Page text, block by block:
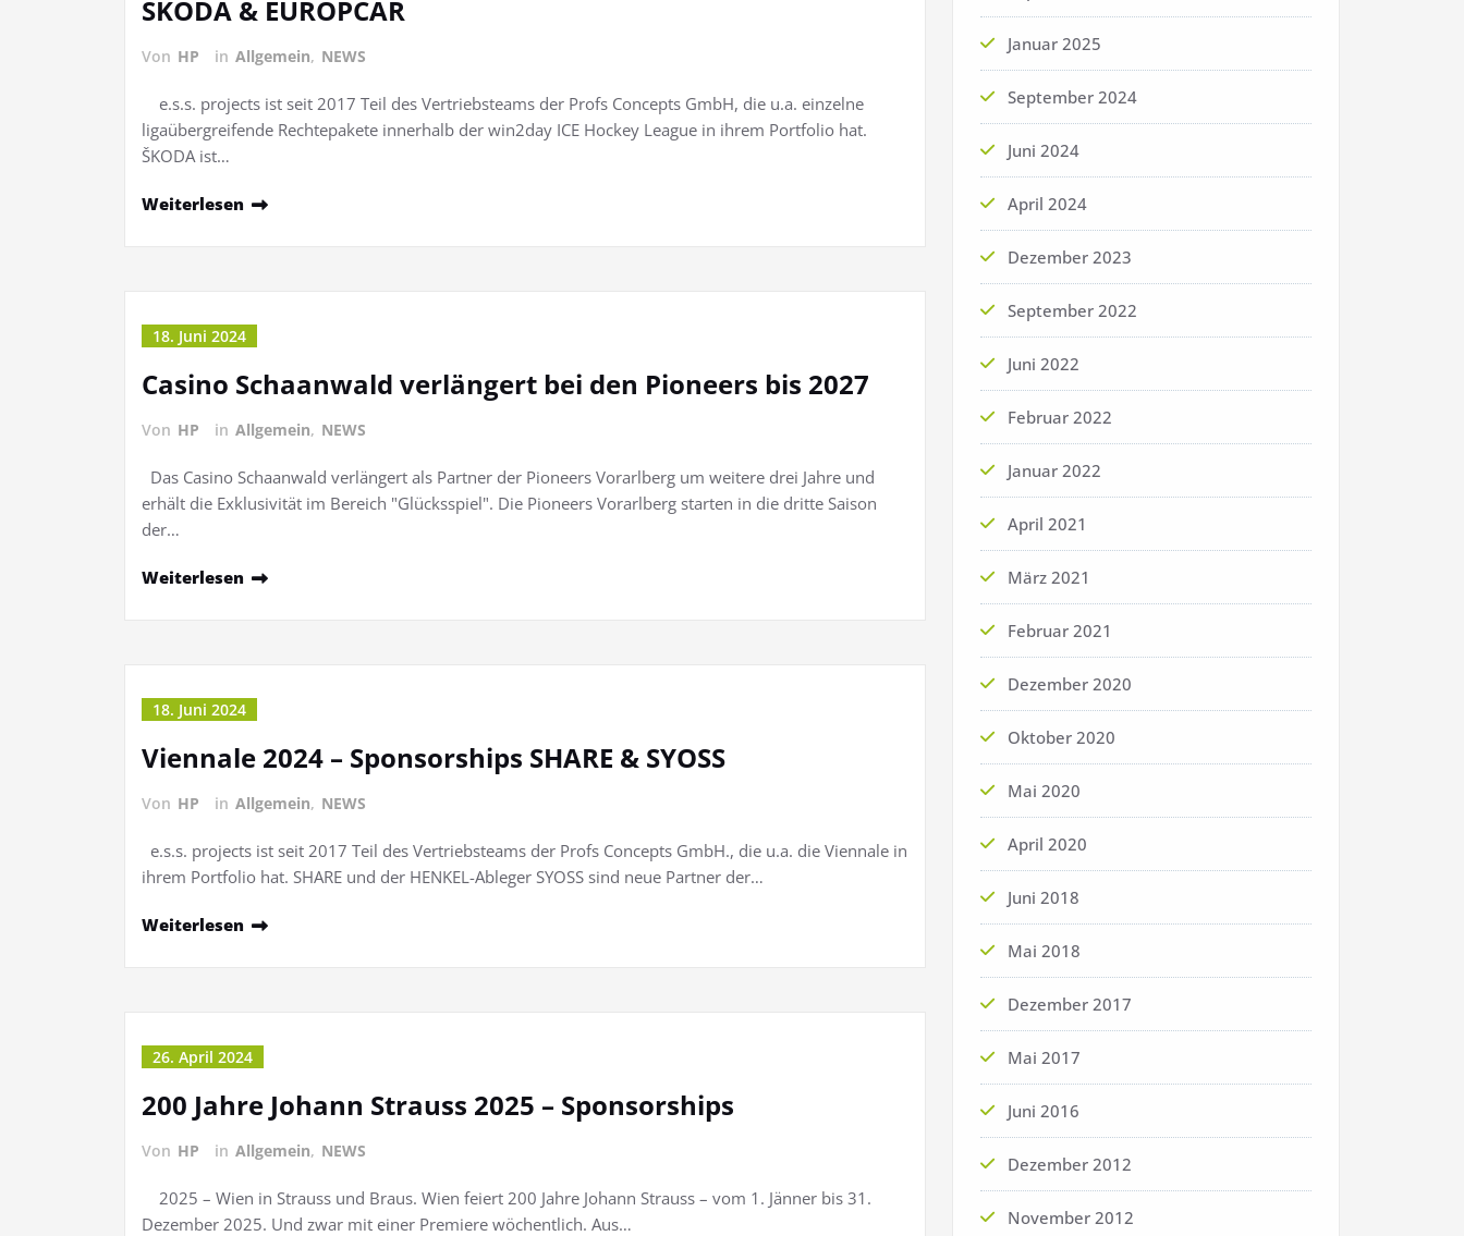
SKODA & EUROPCAR
Von HP in Allgemein, NEWS
e.s.s. projects ist seit 2017 Teil des Vertriebsteams der Profs Concepts GmbH, die u.a. einzelne
ligaübergreifende Rechtepakete innerhalb der win2day ICE Hockey League in ihrem Portfolio hat.
ŠKODA ist…
Weiterlesen
18. Juni 2024
Casino Schaanwald verlängert bei den Pioneers bis 2027
Von HP in Allgemein, NEWS
Das Casino Schaanwald verlängert als Partner der Pioneers Vorarlberg um weitere drei Jahre und
erhält die Exklusivität im Bereich "Glücksspiel". Die Pioneers Vorarlberg starten in die dritte Saison
der…
Weiterlesen
18. Juni 2024
Viennale 2024 – Sponsorships SHARE & SYOSS
Von HP in Allgemein, NEWS
e.s.s. projects ist seit 2017 Teil des Vertriebsteams der Profs Concepts GmbH., die u.a. die Viennale in
ihrem Portfolio hat. SHARE und der HENKEL-Ableger SYOSS sind neue Partner der…
Weiterlesen
26. April 2024
200 Jahre Johann Strauss 2025 – Sponsorships
Von HP in Allgemein, NEWS
2025 – Wien in Strauss und Braus. Wien feiert 200 Jahre Johann Strauss – vom 1. Jänner bis 31.
Dezember 2025. Und zwar mit einer Premiere wöchentlich. Aus…
Januar 2025
September 2024
Juni 2024
April 2024
Dezember 2023
September 2022
Juni 2022
Februar 2022
Januar 2022
April 2021
März 2021
Februar 2021
Dezember 2020
Oktober 2020
Mai 2020
April 2020
Juni 2018
Mai 2018
Dezember 2017
Mai 2017
Juni 2016
Dezember 2012
November 2012